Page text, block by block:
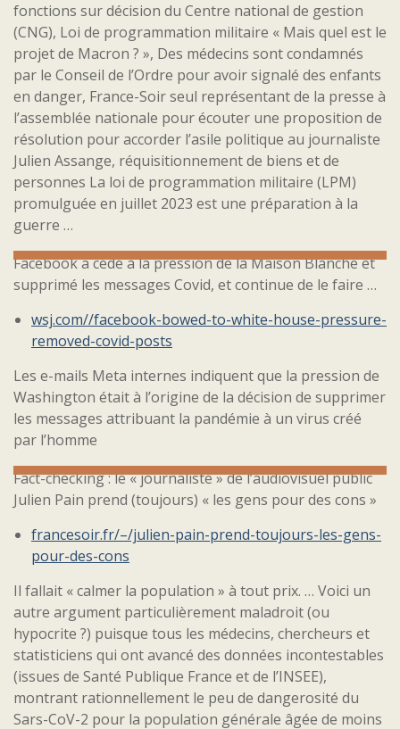
fonctions sur décision du Centre national de gestion
(CNG), Loi de programmation militaire « Mais quel est le
projet de Macron ? », Des médecins sont condamnés
par le Conseil de l’Ordre pour avoir signalé des enfants
en danger, France-Soir seul représentant de la presse à
l’assemblée nationale pour écouter une proposition de
résolution pour accorder l’asile politique au journaliste
Julien Assange, réquisitionnement de biens et de
personnes La loi de programmation militaire (LPM)
promulguée en juillet 2023 est une préparation à la
guerre …
Facebook a cédé à la pression de la Maison Blanche et
supprimé les messages Covid, et continue de le faire …
wsj.com//facebook-bowed-to-white-house-pressure-
removed-covid-posts
Les e-mails Meta internes indiquent que la pression de
Washington était à l’origine de la décision de supprimer
les messages attribuant la pandémie à un virus créé
par l’homme
Fact-checking : le « journaliste » de l’audiovisuel public
Julien Pain prend (toujours) « les gens pour des cons »
francesoir.fr/–/julien-pain-prend-toujours-les-gens-
pour-des-cons
Il fallait « calmer la population » à tout prix. … Voici un
autre argument particulièrement maladroit (ou
hypocrite ?) puisque tous les médecins, chercheurs et
statisticiens qui ont avancé des données incontestables
(issues de Santé Publique France et de l’INSEE),
montrant rationnellement le peu de dangerosité du
Sars-CoV-2 pour la population générale âgée de moins